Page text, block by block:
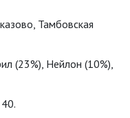
Тамбовская
(23%), Нейлон (10%),